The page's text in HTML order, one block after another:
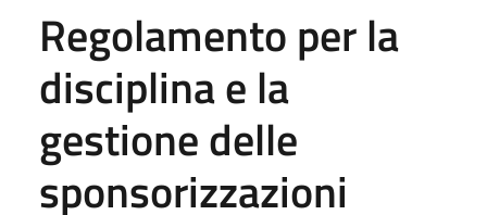
Regolamento per la
disciplina e la
gestione delle
sponsorizzazioni